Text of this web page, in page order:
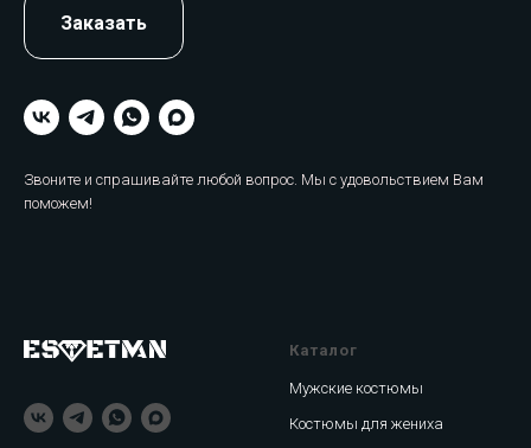
Заказать
Звоните и спрашивайте любой вопрос. Мы с удовольствием Вам
поможем!
Каталог
Мужские костюмы
Костюмы для жениха